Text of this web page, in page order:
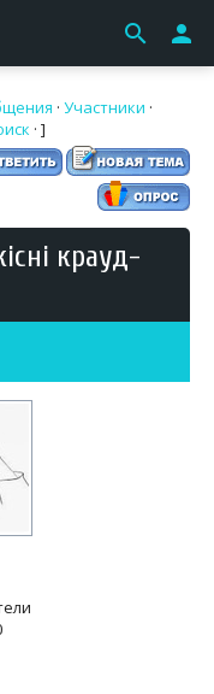
search person
· Участники ·
· ]
крауд-